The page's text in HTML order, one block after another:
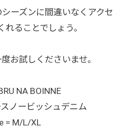
ーズンに間違いなくアクセ
れることでしょう。
お試しくださいませ。
NA BOINNE
ノービッシュデニム
= M/L/XL